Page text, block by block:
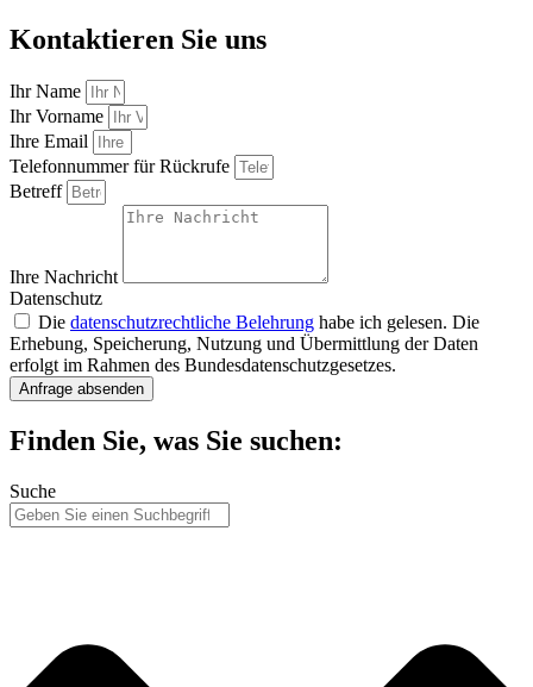
Kontaktieren Sie uns
Ihr Name
Ihr Vorname
Ihre Email
Telefonnummer für Rückrufe
Betreff
Ihre Nachricht
Datenschutz
Die datenschutzrechtliche Belehrung habe ich gelesen. Die
Erhebung, Speicherung, Nutzung und Übermittlung der Daten
erfolgt im Rahmen des Bundesdatenschutzgesetzes.
Anfrage absenden
Finden Sie, was Sie suchen:
Suche